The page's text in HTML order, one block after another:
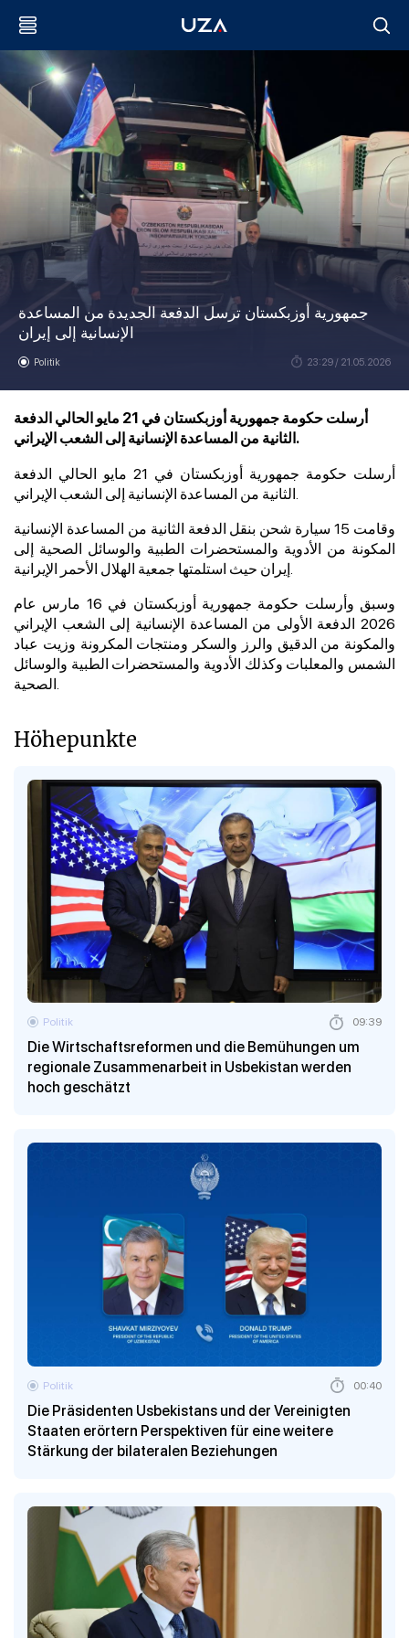
جمهورية أوزبكستان ترسل الدفعة الجديدة من المساعدة
الإنسانية إلى إيران
Politik 23:29 / 21.05.2026
أرسلت حكومة جمهورية أوزبكستان في 21 مايو الحالي الدفعة
الثانية من المساعدة الإنسانية إلى الشعب الإيراني.
أرسلت حكومة جمهورية أوزبكستان في 21 مايو الحالي الدفعة
الثانية من المساعدة الإنسانية إلى الشعب الإيراني.
وقامت 15 سيارة شحن بنقل الدفعة الثانية من المساعدة الإنسانية
المكونة من الأدوية والمستحضرات الطبية والوسائل الصحية إلى
إيران حيث استلمتها جمعية الهلال الأحمر الإيرانية.
وسبق وأرسلت حكومة جمهورية أوزبكستان في 16 مارس عام
2026 الدفعة الأولى من المساعدة الإنسانية إلى الشعب الإيراني
والمكونة من الدقيق والرز والسكر ومنتجات المكرونة وزيت عباد
الشمس والمعلبات وكذلك الأدوية والمستحضرات الطبية والوسائل
الصحية.
Höhepunkte
Die Wirtschaftsreformen und die Bemühungen um
regionale Zusammenarbeit in Usbekistan werden
hoch geschätzt
Politik 09:39
Die Präsidenten Usbekistans und der Vereinigten
Staaten erörtern Perspektiven für eine weitere
Stärkung der bilateralen Beziehungen
Politik 00:40